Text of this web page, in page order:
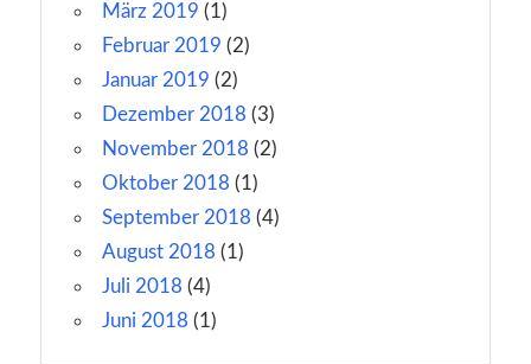
März 2019 (1)
Februar 2019 (2)
Januar 2019 (2)
Dezember 2018 (3)
November 2018 (2)
Oktober 2018 (1)
September 2018 (4)
August 2018 (1)
Juli 2018 (4)
Juni 2018 (1)